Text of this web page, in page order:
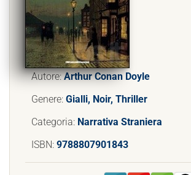
Autore:Arthur Conan Doyle
Genere: Gialli, Noir, Thriller
Categoria: Narrativa Straniera
ISBN: 9788807901843